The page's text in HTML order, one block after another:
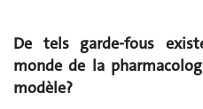
De tels garde-fous
monde de la
modèle?